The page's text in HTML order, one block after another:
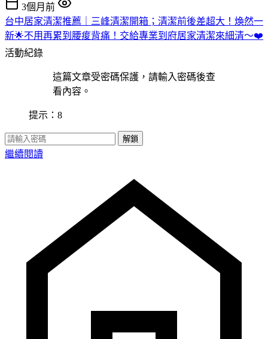
3個月前
台中居家清潔推薦｜三峰清潔開箱；清潔前後差超大！煥然一
新🌟不用再累到腰痠背痛！交給專業到府居家清潔來細清～❤️
活動紀錄
這篇文章受密碼保護，請輸入密碼後查
看內容。
提示：8
解鎖
繼續閱讀